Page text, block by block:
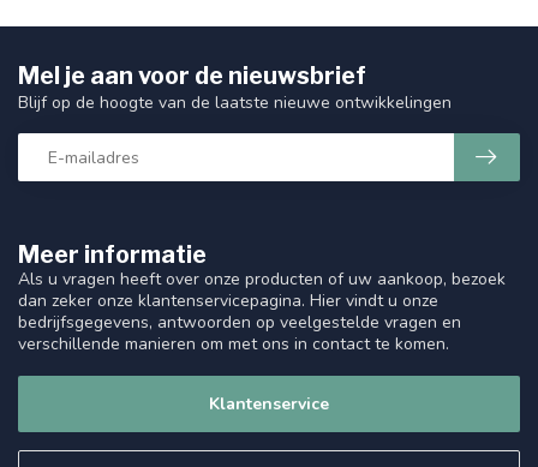
Meer informatie
Als u vragen heeft over onze producten of uw aankoop, bezoek
dan zeker onze klantenservicepagina. Hier vindt u onze
bedrijfsgegevens, antwoorden op veelgestelde vragen en
verschillende manieren om met ons in contact te komen.
Klantenservice
Mel je aan voor de nieuwsbrief
Blijf op de hoogte van de laatste nieuwe ontwikkelingen